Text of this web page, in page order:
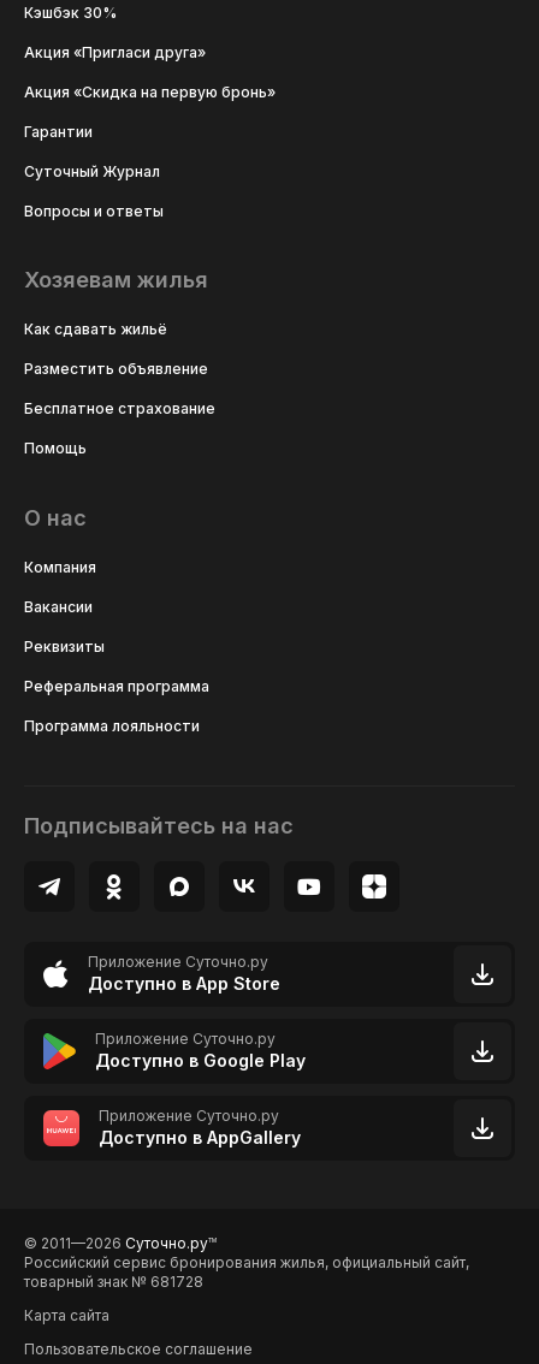
Кэшбэк 30%
Акция «Пригласи друга»
Акция «Скидка на первую бронь»
Гарантии
Суточный Журнал
Вопросы и ответы
Хозяевам жилья
Как сдавать жильё
Разместить объявление
Бесплатное страхование
Помощь
О нас
Компания
Вакансии
Реквизиты
Реферальная программа
Программа лояльности
Подписывайтесь на нас
Приложение Суточно.ру
Доступно в App Store
Приложение Суточно.ру
Доступно в Google Play
Приложение Суточно.ру
Доступно в AppGallery
© 2011—2026 Суточно.руTM
Российский сервис бронирования жилья, официальный сайт,
товарный знак № 681728
Карта сайта
Пользовательское соглашение